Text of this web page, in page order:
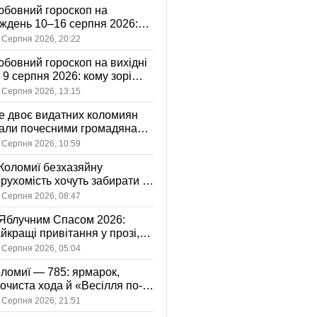
гороскоп на
10–16 серпня 2026:
зорі готують у стосунках
знаку
Серпня 2026, 20:22
гороскоп на вихідні
9 серпня 2026: кому зорі
ніжність, а кому —
розмову
Серпня 2026, 13:15
двоє видатних коломиян
почесними громадянами
Серпня 2026, 10:59
безхазяйну
хочуть забирати у
громади: що це
Серпня 2026, 08:47
Спасом 2026:
привітання у прозі,
та картинках
Серпня 2026, 05:04
— 785: ярмарок,
хода й «Весілля по-
— чим
День міста
Серпня 2026, 21:51